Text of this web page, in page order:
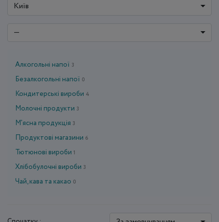
Київ
—
Алкогольні напої 3
Безалкогольні напої 0
Кондитерські вироби 4
Молочні продукти 3
М'ясна продукція 3
Продуктові магазини 6
Тютюнові вироби 1
Хлібобулочні вироби 3
Чай, кава та какао 0